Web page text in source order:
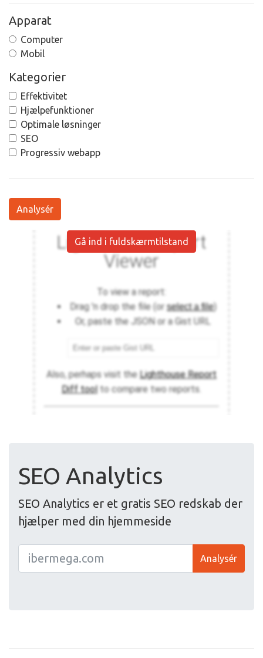
Apparat
Computer
Mobil
Kategorier
Effektivitet
Hjælpefunktioner
Optimale løsninger
SEO
Progressiv webapp
Analysér
Gå ind i fuldskærmtilstand
SEO Analytics
SEO Analytics er et gratis SEO redskab der
hjælper med din hjemmeside
Analysér